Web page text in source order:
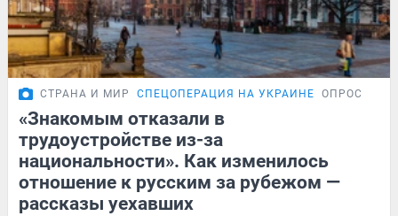
СТРАНА И МИР СПЕЦОПЕРАЦИЯ НА УКРАИНЕ ОПРОС
«Знакомым отказали в
трудоустройстве из-за
национальности». Как изменилось
отношение к русским за рубежом —
рассказы уехавших